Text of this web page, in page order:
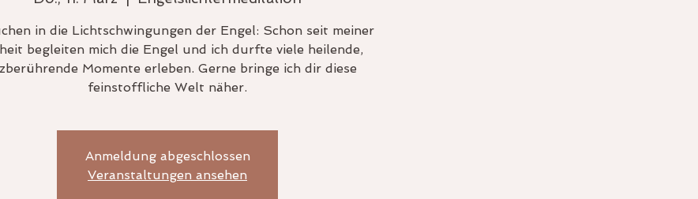
in die Lichtschwingungen der Engel: Schon seit meiner
begleiten mich die Engel und ich durfte viele heilende,
Momente erleben. Gerne bringe ich dir diese
Anmeldung abgeschlossen
Veranstaltungen ansehen